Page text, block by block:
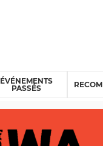
ÉVÉNEMENTS
PASSÉS